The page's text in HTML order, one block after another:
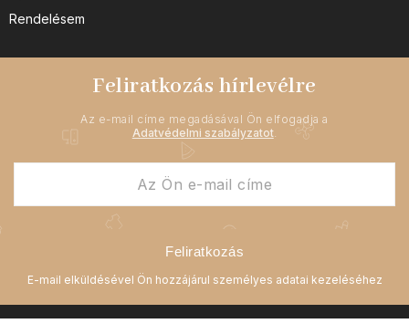
Rendelésem
Feliratkozás hírlevélre
Az e-mail címe megadásával Ön elfogadja a
Adatvédelmi szabályzatot.
Feliratkozás